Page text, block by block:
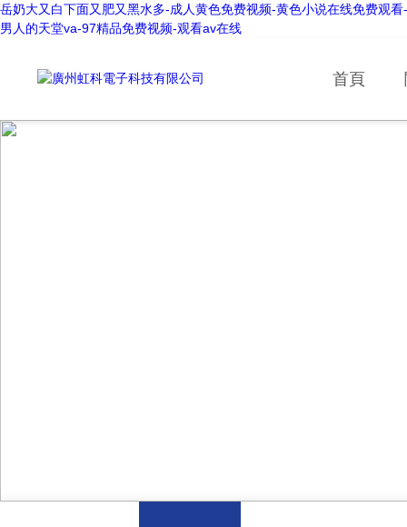
岳奶大又白下面又肥又黑水多-成人黄色免费视频-黄色小说在线免费观
男人的天堂va-97精品免费视频-观看av在线
首頁